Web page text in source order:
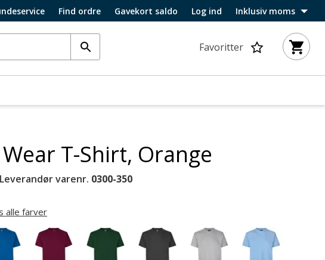
Find ordre Gavekort saldo Log ind Inklusiv moms
Favoritter
Wear T-Shirt, Orange
Leverandør varenr. 0300-350
alle farver